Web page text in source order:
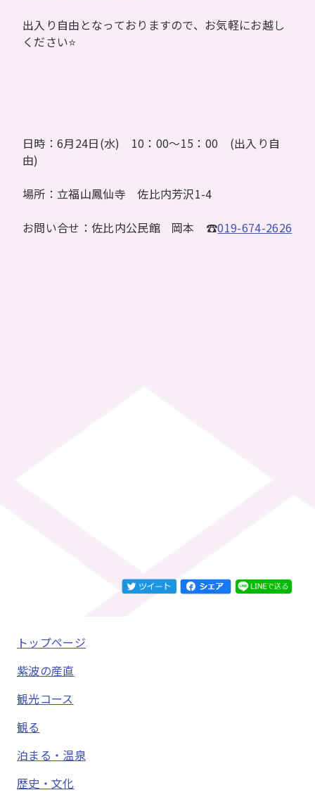
出入り自由となっておりますので、お気軽にお越し
ください⭐
日時：6月24日(水) 10：00～15：00 (出入り自
由)
場所：立福山鳳仙寺 佐比内芳沢1-4
お問い合せ：佐比内公民館 岡本 ☎019-674-2626
トップページ
紫波の産直
観光コース
観る
泊まる・温泉
歴史・文化